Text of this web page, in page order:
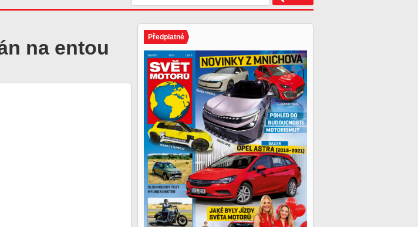
na entou Předplatné